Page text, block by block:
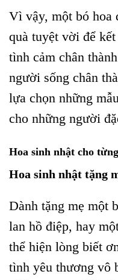
Vì vậy, một bó hoa
quà tuyệt vời để
tình cảm chân
người sống chân
lựa chọn những
cho những người
Hoa sinh nhật cho
Hoa sinh nhật tặng
Dành tặng mẹ một
lan hồ điệp, hay
thể hiện lòng biết
tình yêu thương vô